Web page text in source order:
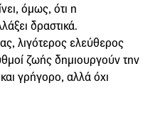
όμως, ότι η
δραστικά.
λιγότερος ελεύθερος
ζωής δημιουργούν την
γρήγορο, αλλά όχι